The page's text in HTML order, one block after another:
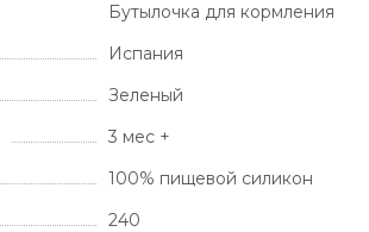
Бутылочка для кормления
Испания
Зеленый
3 мес +
100% пищевой силикон
240